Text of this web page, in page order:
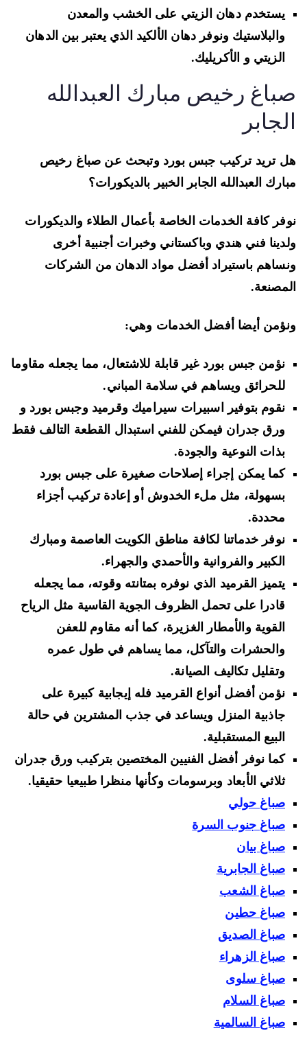
يستخدم دهان الزيتي على الخشب والمعدن
والبلاستيك ونوفر دهان الألكيد الذي يعتبر بين الدهان
الزيتي و الأكريليك.
رخيص مبارك العبدالله
تريد تركيب جبس بورد وتبحث عن صباغ رخيص
العبدالله الجابر الخبير بالديكورات؟
كافة الخدمات الخاصة بأعمال الطلاء والديكورات
فني هندي وباكستاني وخبرات أجنبية أخرى
باستيراد أفضل مواد الدهان من الشركات
أيضا أفضل الخدمات وهي:
نؤمن جبس بورد غير قابلة للاشتعال، مما يجعله مقاوما
للحرائق ويساهم في سلامة المباني.
نقوم بتوفير اسبيرات سيراميك وقرميد وجبس بورد و
ورق جدران فيمكن للفني استبدال القطعة التالف فقط
بذات النوعية والجودة.
كما يمكن إجراء إصلاحات صغيرة على جبس بورد
بسهولة، مثل ملء الخدوش أو إعادة تركيب أجزاء
محددة.
نوفر خدماتنا لكافة مناطق الكويت العاصمة ومبارك
الكبير والفروانية والأحمدي والجهراء.
يتميز القرميد الذي نوفره بمتانته وقوته، مما يجعله
قادرا على تحمل الظروف الجوية القاسية مثل الرياح
القوية والأمطار الغزيرة، كما أنه مقاوم للعفن
والحشرات والتآكل، مما يساهم في طول عمره
وتقليل تكاليف الصيانة.
نؤمن أفضل أنواع القرميد فله إيجابية كبيرة على
جاذبية المنزل ويساعد في جذب المشترين في حالة
البيع المستقبلية.
كما نوفر أفضل الفنيين المختصين بتركيب ورق جدران
ثلاثي الأبعاد وبرسومات وكأنها منظرا طبيعيا حقيقيا.
صباغ حولي
صباغ جنوب السرة
صباغ بيان
صباغ الجابرية
صباغ الشعب
صباغ حطين
صباغ الصديق
صباغ الزهراء
صباغ سلوى
صباغ السلام
صباغ السالمية